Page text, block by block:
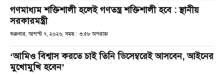
গণমাধ্যম শক্তিশালী হলেই গণতন্ত্র শক্তিশালী হবে : স্থানীয়
সরকারমন্ত্রী
শুক্রবার, আগস্ট ৭, ২০২৬; সময় : ৩:৫৮ অপরাহ্ণ
‘আমিও বিশ্বাস করতে চাই তিনি ডিসেম্বরেই আসবেন, আইনের
মুখোমুখি হবেন’